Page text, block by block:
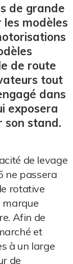
de grande
modèles
de route
tout
dans
exposera
son stand.
de levage
ne passera
rotative
marque
Afin de
et
à un large
de